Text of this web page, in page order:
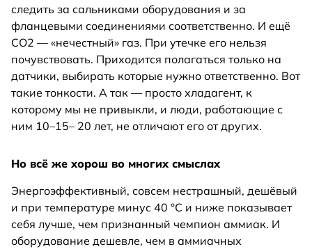
следить за сальниками оборудования и за
фланцевыми соединениями соответственно. И ещё
СО2 — «нечестный» газ. При утечке его нельзя
почувствовать. Приходится полагаться только на
датчики, выбирать которые нужно ответственно. Вот
такие тонкости. А так — просто хладагент, к
которому мы не привыкли, и люди, работающие с
ним 10–15– 20 лет, не отличают его от других.
Но всё же хорош во многих смыслах
Энергоэффективный, совсем нестрашный, дешёвый
и при температуре минус 40 °С и ниже показывает
себя лучше, чем признанный чемпион аммиак. И
оборудование дешевле, чем в аммиачных